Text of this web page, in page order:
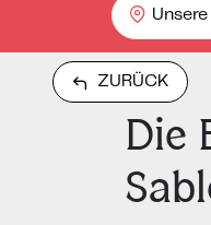
ZURÜCK
Die